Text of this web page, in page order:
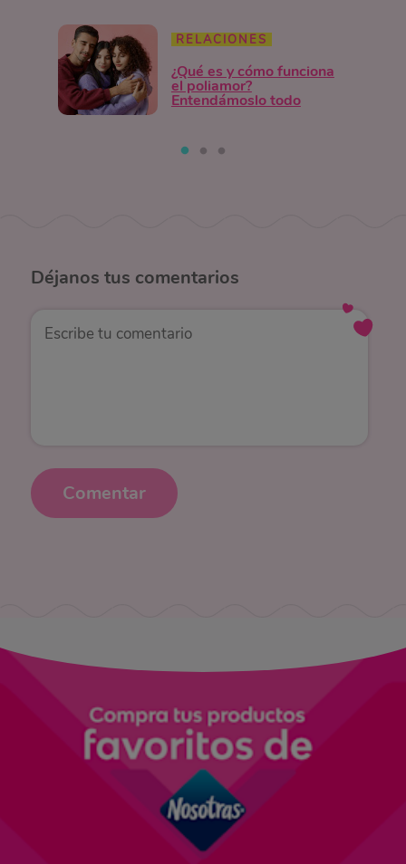
RELACIONES
¿Qué es y cómo funciona
el poliamor?
Entendámoslo todo
Déjanos tus comentarios
Comentar